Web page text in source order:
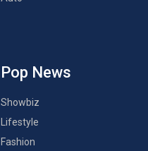
Pop News
Showbiz
Lifestyle
Fashion